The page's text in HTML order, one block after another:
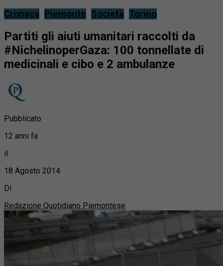
Cronaca Piemonte Società Torino
Partiti gli aiuti umanitari raccolti da
#NichelinoperGaza: 100 tonnellate di
medicinali e cibo e 2 ambulanze
Pubblicato
12 anni fa
il
18 Agosto 2014
Di
Redazione Quotidiano Piemontese